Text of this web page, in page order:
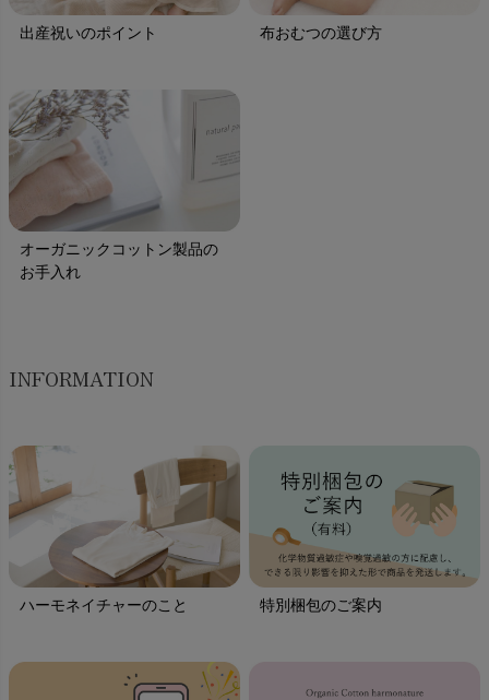
出産祝いのポイント 布おむつの選び方
オーガニックコットン製品の
お手入れ
INFORMATION
ハーモネイチャーのこと 特別梱包のご案内